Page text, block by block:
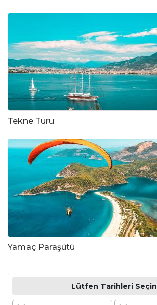
Tekne Turu
Yamaç Paraşütü
Lütfen Tarihleri Seçin